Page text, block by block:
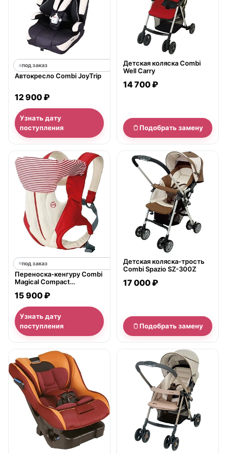
под заказ
Автокресло Combi JoyTrip
12 900 ₽
Узнать дату
поступления
Детская коляска Combi
Well Carry
14 700 ₽
Подобрать замену
под заказ
Переноска-кенгуру Combi
Magical Compact
15 900 ₽
Узнать дату
поступления
нет в продаже
Детская коляска-трость
Combi Spazio SZ-300Z
17 000 ₽
Подобрать замену
нет в продаже нет в продаже